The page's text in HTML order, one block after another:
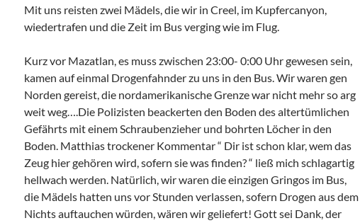
Mit uns reisten zwei Mädels, die wir in Creel, im Kupfercanyon,
wiedertrafen und die Zeit im Bus verging wie im Flug.
Kurz vor Mazatlan, es muss zwischen 23:00- 0:00 Uhr gewesen sein,
kamen auf einmal Drogenfahnder zu uns in den Bus. Wir waren gen
Norden gereist, die nordamerikanische Grenze war nicht mehr so arg
weit weg….Die Polizisten beackerten den Boden des altertümlichen
Gefährts mit einem Schraubenzieher und bohrten Löcher in den
Boden. Matthias trockener Kommentar “ Dir ist schon klar, wem das
Zeug hier gehören wird, sofern sie was finden? “ ließ mich schlagartig
hellwach werden. Natürlich, wir waren die einzigen Gringos im Bus,
die Mädels hatten uns vor Stunden verlassen, sofern Drogen aus dem
Nichts auftauchen würden, wären wir geliefert! Gott sei Dank, der